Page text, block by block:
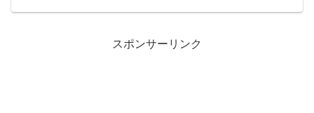
ない」だけなような気がします。そもそ
スポンサーリンク